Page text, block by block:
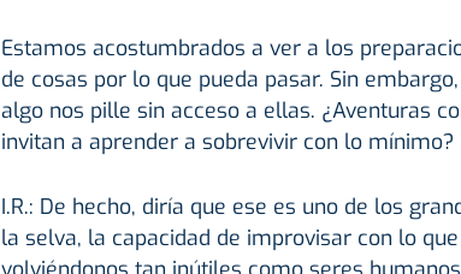
Estamos acostumbrados a ver a los
de cosas por lo que pueda pasar. Sin
algo nos pille sin acceso a ellas. ¿Aventuras
invitan a aprender a sobrevivir con lo mínimo?
I.R.: De hecho, diría que ese es uno de los
la selva, la capacidad de improvisar con lo